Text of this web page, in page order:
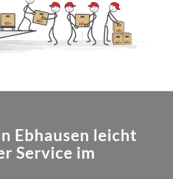
Ebhausen leicht
Service im